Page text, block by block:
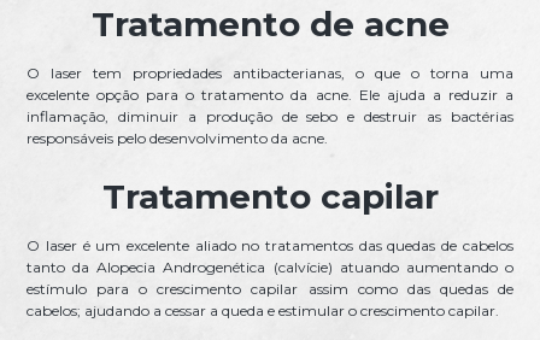
Tratamento de acne
O laser tem propriedades antibacterianas, o que o torna uma
excelente opção para o tratamento da acne. Ele ajuda a reduzir a
inflamação, diminuir a produção de sebo e destruir as bactérias
responsáveis pelo desenvolvimento da acne.
Tratamento capilar
O laser é um excelente aliado no tratamentos das quedas de cabelos
tanto da Alopecia Androgenética (calvície) atuando aumentando o
estímulo para o crescimento capilar assim como das quedas de
cabelos; ajudando a cessar a queda e estimular o crescimento capilar.